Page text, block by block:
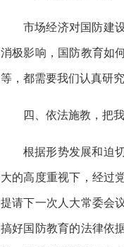
市场经济对国防建
消极影响，国防教育如
等，都需要我们认真研
四、依法施教，把
根据形势发展和迫
大的高度重视下，经过
提请下一次人大常委会
搞好国防教育的法律依